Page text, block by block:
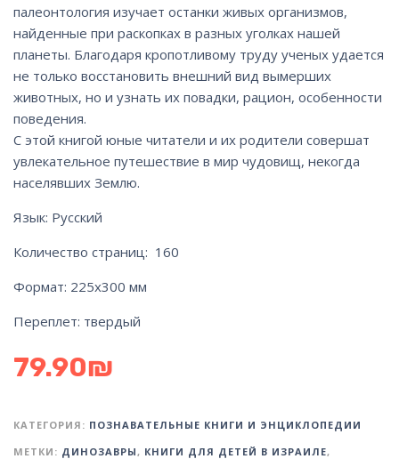
палеонтология изучает останки живых организмов,
найденные при раскопках в разных уголках нашей
планеты. Благодаря кропотливому труду ученых удается
не только восстановить внешний вид вымерших
животных, но и узнать их повадки, рацион, особенности
поведения.
С этой книгой юные читатели и их родители совершат
увлекательное путешествие в мир чудовищ, некогда
населявших Землю.
Язык: Русский
Количество страниц: 160
Формат: 225х300 мм
Переплет: твердый
79.90₪
КАТЕГОРИЯ: ПОЗНАВАТЕЛЬНЫЕ КНИГИ И ЭНЦИКЛОПЕДИИ
МЕТКИ: ДИНОЗАВРЫ , КНИГИ ДЛЯ ДЕТЕЙ В ИЗРАИЛЕ,